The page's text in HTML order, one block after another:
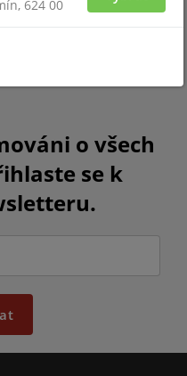
o všech
se k
624 00